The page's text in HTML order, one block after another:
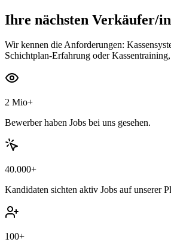
Ihre nächsten Verkäufer/in
Wir kennen die Anforderungen:
Schichtplan-Erfahrung oder
2 Mio+
Bewerber haben Jobs bei uns gesehen.
40.000+
Kandidaten sichten aktiv Jobs auf unserer
100+